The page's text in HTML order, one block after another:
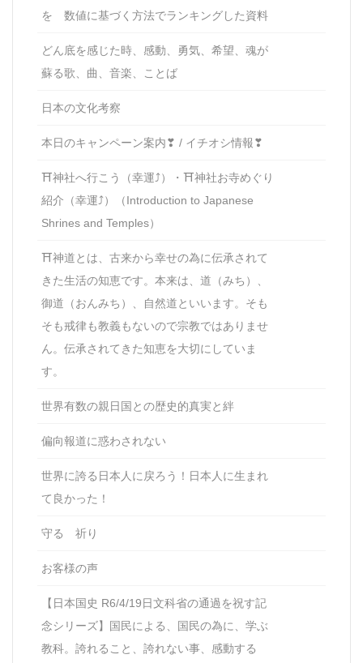
を 数値に基づく方法でランキングした資料
どん底を感じた時、感動、勇気、希望、魂が
蘇る歌、曲、音楽、ことば
日本の文化考察
本日のキャンペーン案内❣ / イチオシ情報❣
⛩神社へ行こう（幸運⤴）・⛩神社お寺めぐり
紹介（幸運⤴）（Introduction to Japanese
Shrines and Temples）
⛩神道とは、古来から幸せの為に伝承されて
きた生活の知恵です。本来は、道（みち）、
御道（おんみち）、自然道といいます。そも
そも戒律も教義もないので宗教ではありませ
ん。伝承されてきた知恵を大切にしていま
す。
世界有数の親日国との歴史的真実と絆
偏向報道に惑わされない
世界に誇る日本人に戻ろう！日本人に生まれ
て良かった！
守る 祈り
お客様の声
【日本国史 R6/4/19日文科省の通過を祝す記
念シリーズ】国民による、国民の為に、学ぶ
教科。誇れること、誇れない事、感動する